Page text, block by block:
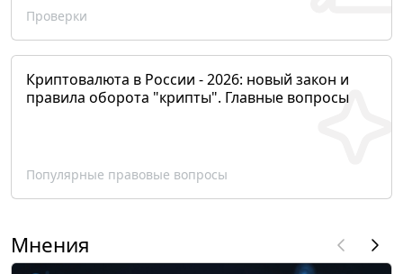
Проверки
Криптовалюта в России - 2026: новый закон и
правила оборота "крипты". Главные вопросы
Популярные правовые вопросы
Мнения